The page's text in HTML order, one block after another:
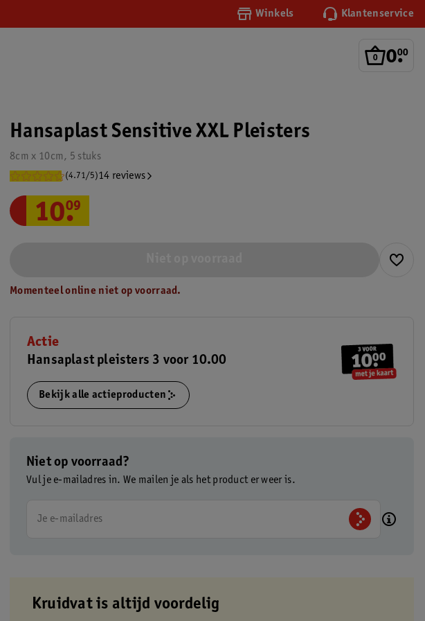
Winkels Klantenservice
0.
00
Hansaplast Sensitive XXL Pleisters
8cm x 10cm, 5 stuks
(4.71/5)14 reviews
10.
09
Momenteel online niet op voorraad.
Actie
Hansaplast pleisters 3 voor 10.00
Bekijk alle actieproducten
Niet op voorraad?
Vul je e-mailadres in. We mailen je als het product er weer is.
Je e-mailadres
Kruidvat is altijd voordelig